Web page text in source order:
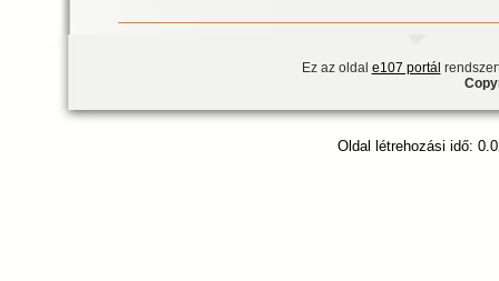
Ez az oldal e107 portál
Oldal létrehozási idő: